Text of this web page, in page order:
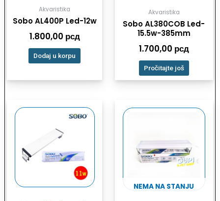
Akvaristika
Sobo AL400P Led-12w
1.800,00 рсд
Dodaj u korpu
Akvaristika
Sobo AL380COB Led-
15.5w-385mm
1.700,00 рсд
Pročitajte još
NEMA NA STANJU